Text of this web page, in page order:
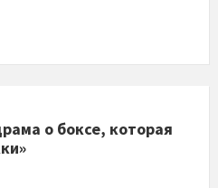
о боксе, которая